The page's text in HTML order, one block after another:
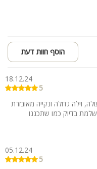
הוסף חוות דעת
18.12.24
5
וילה גדולה ונקייה מאובזרת
בדיוק כמו שתכננו
05.12.24
5